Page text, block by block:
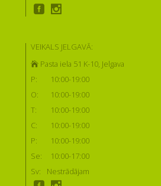
VEIKALS JELGAVĀ:
Pasta iela 51 K-10, Jelgava
P:
10:00-19:00
O:
10:00-19:00
T:
10:00-19:00
C:
10:00-19:00
P:
10:00-19:00
Se:
10:00-17:00
Sv:
Nestrādājam